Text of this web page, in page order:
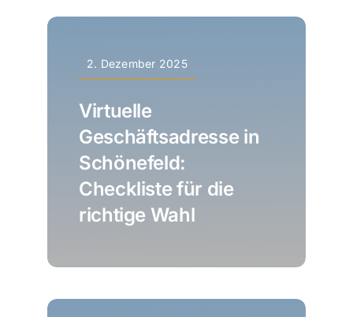
2. Dezember 2025
Virtuelle
Geschäftsadresse in
Schönefeld:
Checkliste für die
richtige Wahl